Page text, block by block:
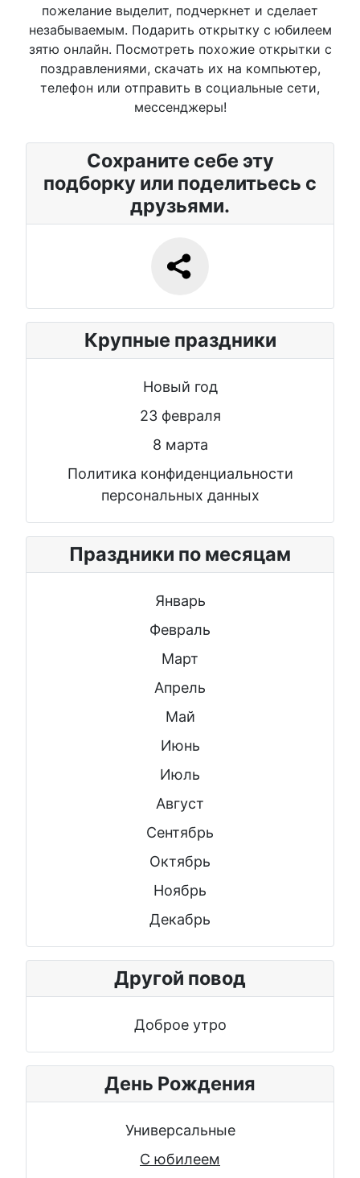
пожелание выделит, подчеркнет и сделает
незабываемым. Подарить открытку с юбилеем
зятю онлайн. Посмотреть похожие открытки с
поздравлениями, скачать их на компьютер,
телефон или отправить в социальные сети,
мессенджеры!
Сохраните себе эту
подборку или поделитьесь с
друзьями.
Крупные праздники
Новый год
23 февраля
8 марта
Политика конфиденциальности
персональных данных
Праздники по месяцам
Январь
Февраль
Март
Апрель
Май
Июнь
Июль
Август
Сентябрь
Октябрь
Ноябрь
Декабрь
Другой повод
Доброе утро
День Рождения
Универсальные
С юбилеем